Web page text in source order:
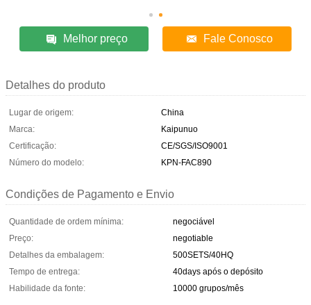
Melhor preço Fale Conosco
Detalhes do produto
Lugar de origem:
China
Marca:
Kaipunuo
Certificação:
CE/SGS/ISO9001
Número do modelo:
KPN-FAC890
Condições de Pagamento e Envio
Quantidade de ordem mínima:
negociável
Preço:
negotiable
Detalhes da embalagem:
500SETS/40HQ
Tempo de entrega:
40days após o depósito
Habilidade da fonte:
10000 grupos/mês